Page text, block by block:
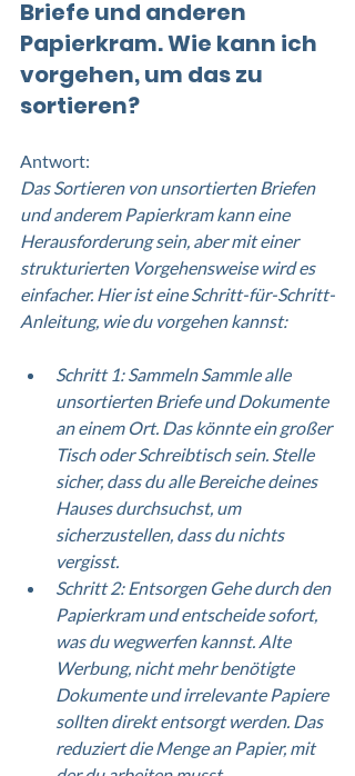
Briefe und anderen
Papierkram. Wie kann ich
vorgehen, um das zu
sortieren?
Antwort:
Das Sortieren von unsortierten Briefen
und anderem Papierkram kann eine
Herausforderung sein, aber mit einer
strukturierten Vorgehensweise wird es
einfacher. Hier ist eine Schritt-für-Schritt-
Anleitung, wie du vorgehen kannst:
Schritt 1: Sammeln Sammle alle
unsortierten Briefe und Dokumente
an einem Ort. Das könnte ein großer
Tisch oder Schreibtisch sein. Stelle
sicher, dass du alle Bereiche deines
Hauses durchsuchst, um
sicherzustellen, dass du nichts
vergisst.
Schritt 2: Entsorgen Gehe durch den
Papierkram und entscheide sofort,
was du wegwerfen kannst. Alte
Werbung, nicht mehr benötigte
Dokumente und irrelevante Papiere
sollten direkt entsorgt werden. Das
reduziert die Menge an Papier, mit